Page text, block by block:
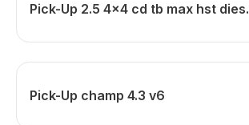
Pick-Up 2.5 4x4 cd tb max hst dies.
Pick-Up champ 4.3 v6